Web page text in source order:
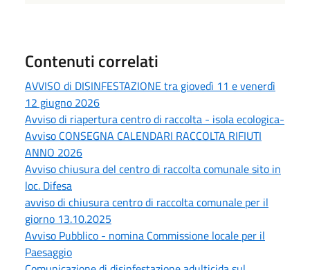
Contenuti correlati
AVVISO di DISINFESTAZIONE tra giovedì 11 e venerdì
12 giugno 2026
Avviso di riapertura centro di raccolta - isola ecologica-
Avviso CONSEGNA CALENDARI RACCOLTA RIFIUTI
ANNO 2026
Avviso chiusura del centro di raccolta comunale sito in
loc. Difesa
avviso di chiusura centro di raccolta comunale per il
giorno 13.10.2025
Avviso Pubblico - nomina Commissione locale per il
Paesaggio